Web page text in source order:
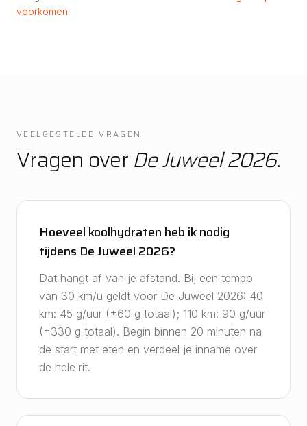
voorkomen.
VEELGESTELDE VRAGEN
Vragen overDe Juweel 2026.
Hoeveel koolhydraten heb ik nodig
tijdens De Juweel 2026?
Dat hangt af van je afstand. Bij een tempo
van 30 km/u geldt voor De Juweel 2026: 40
km: 45 g/uur (±60 g totaal); 110 km: 90 g/uur
(±330 g totaal). Begin binnen 20 minuten na
de start met eten en verdeel je inname over
de hele rit.